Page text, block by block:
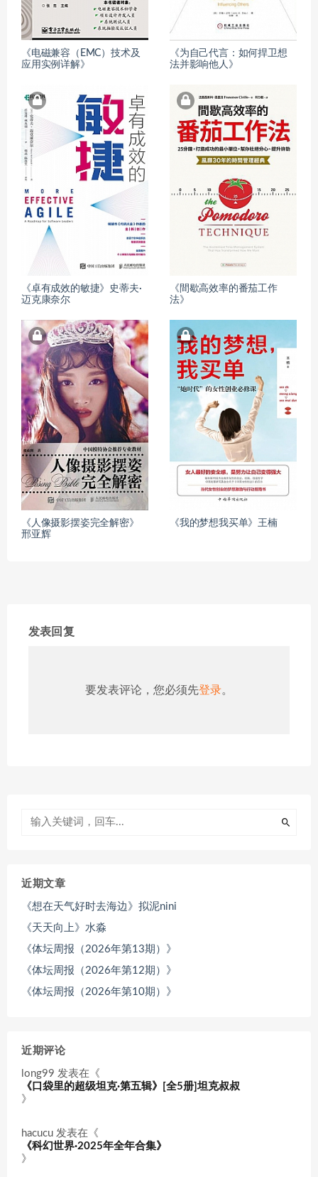
《电磁兼容（EMC）技术及
应用实例详解》
《为自己代言：如何捍卫想
法并影响他人》
《卓有成效的敏捷》史蒂夫·
迈克康奈尔
《間歇高效率的番茄工作
法》
《人像摄影摆姿完全解密》
邢亚辉
《我的梦想我买单》王楠
发表回复
要发表评论，您必须先登录。
近期文章
《想在天气好时去海边》拟泥nini
《天天向上》水淼
《体坛周报（2026年第13期）》
《体坛周报（2026年第12期）》
《体坛周报（2026年第10期）》
近期评论
long99 发表在《
《口袋里的超级坦克·第五辑》[全5册]坦克叔叔
》
hacucu 发表在《
《科幻世界·2025年全年合集》
》